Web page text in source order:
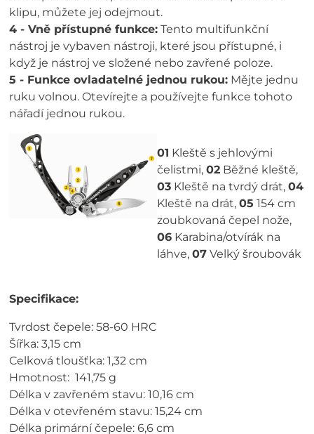
klipu, můžete jej odejmout.
4 - Vně přístupné funkce: Tento multifunkční
nástroj je vybaven nástroji, které jsou přístupné, i
když je nástroj ve složené nebo zavřené poloze.
5 - Funkce ovladatelné jednou rukou: Mějte jednu
ruku volnou. Otevírejte a používejte funkce tohoto
nářadí jednou rukou.
01 Kleště s jehlovými
čelistmi, 02 Běžné kleště,
03 Kleště na tvrdý drát, 04
Kleště na drát, 05 154 cm
zoubkovaná čepel nože,
06 Karabina/otvírák na
láhve, 07 Velký šroubovák
Specifikace:
Tvrdost čepele: 58-60 HRC
Šířka: 3,15 cm
Celková tloušťka: 1,32 cm
Hmotnost: 141,75 g
Délka v zavřeném stavu: 10,16 cm
Délka v otevřeném stavu: 15,24 cm
Délka primární čepele: 6,6 cm